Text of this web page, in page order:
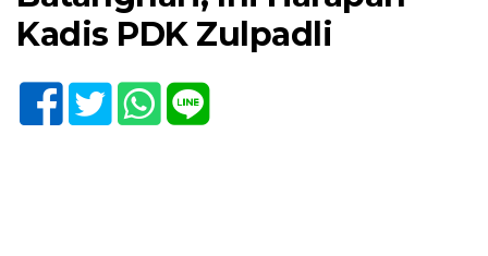
Kadis PDK Zulpadli